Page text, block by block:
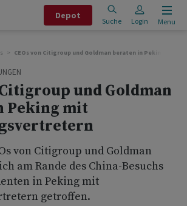
Depot
Suche Login Menu
CEOs von Citigroup und Goldman beraten in Peking mit
Citigroup und Goldman
Peking mit
von Citigroup und Goldman
am Rande des ⁠China-Besuchs
in Peking mit
getroffen.